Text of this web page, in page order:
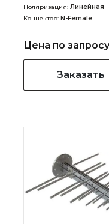
Поляризация:Линейная
Коннектор:N-Female
Цена по
Заказать